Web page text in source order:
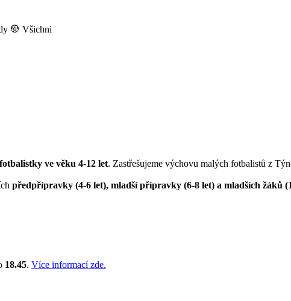
Všichni
ve věku 4-12 let. Zastřešujeme výchovu malých fotbalistů z
předpřípravky (4-6 let), mladší přípravky (6-8 let) a mladších žáků
18.45. Více informací zde.